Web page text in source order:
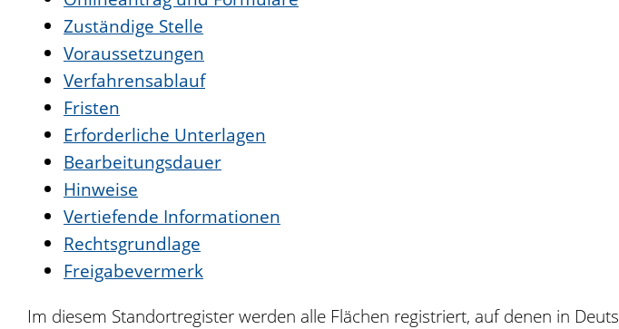
Zuständige Stelle
Voraussetzungen
Verfahrensablauf
Fristen
Erforderliche Unterlagen
Bearbeitungsdauer
Hinweise
Vertiefende Informationen
Rechtsgrundlage
Freigabevermerk
Im diesem Standortregister werden alle Flächen registriert, auf denen in